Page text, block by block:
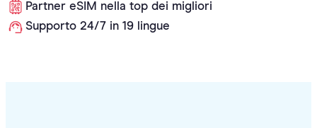
Partner eSIM nella top dei migliori
Supporto 24/7 in 19 lingue